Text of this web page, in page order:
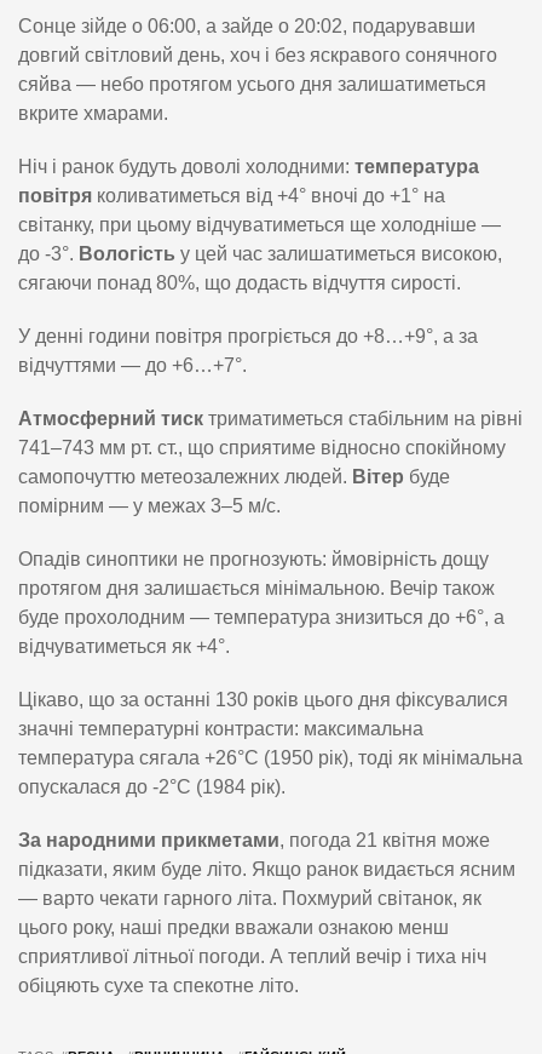
Сонце зійде о 06:00, а зайде о 20:02, подарувавши
довгий світловий день, хоч і без яскравого сонячного
сяйва — небо протягом усього дня залишатиметься
вкрите хмарами.
Ніч і ранок будуть доволі холодними: температура
повітря коливатиметься від +4° вночі до +1° на
світанку, при цьому відчуватиметься ще холодніше —
до -3°. Вологість у цей час залишатиметься високою,
сягаючи понад 80%, що додасть відчуття сирості.
У денні години повітря прогріється до +8…+9°, а за
відчуттями — до +6…+7°.
Атмосферний тиск триматиметься стабільним на рівні
741–743 мм рт. ст., що сприятиме відносно спокійному
самопочуттю метеозалежних людей. Вітер буде
помірним — у межах 3–5 м/с.
Опадів синоптики не прогнозують: ймовірність дощу
протягом дня залишається мінімальною. Вечір також
буде прохолодним — температура знизиться до +6°, а
відчуватиметься як +4°.
Цікаво, що за останні 130 років цього дня фіксувалися
значні температурні контрасти: максимальна
температура сягала +26°C (1950 рік), тоді як мінімальна
опускалася до -2°C (1984 рік).
За народними прикметами, погода 21 квітня може
підказати, яким буде літо. Якщо ранок видається ясним
— варто чекати гарного літа. Похмурий світанок, як
цього року, наші предки вважали ознакою менш
сприятливої літньої погоди. А теплий вечір і тиха ніч
обіцяють сухе та спекотне літо.